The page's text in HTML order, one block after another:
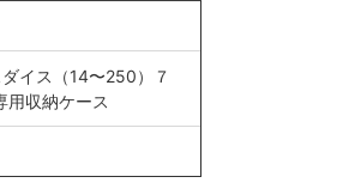
イス（14〜250）７
用収納ケース